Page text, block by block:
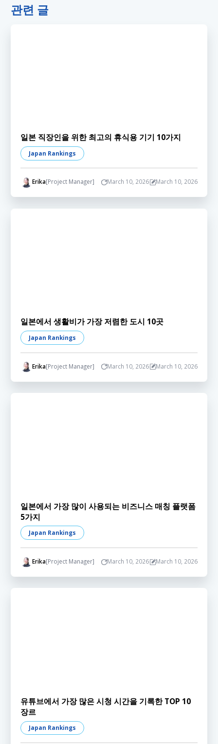
관련 글
일본 직장인을 위한 최고의 휴식용 기기 10가지
Japan Rankings
Erika[Project Manager] March 10, 2026 March 10, 2026
일본에서 생활비가 가장 저렴한 도시 10곳
Japan Rankings
Erika[Project Manager] March 10, 2026 March 10, 2026
일본에서 가장 많이 사용되는 비즈니스 매칭 플랫폼
5가지
Japan Rankings
Erika[Project Manager] March 10, 2026 March 10, 2026
유튜브에서 가장 많은 시청 시간을 기록한 TOP 10
장르
Japan Rankings